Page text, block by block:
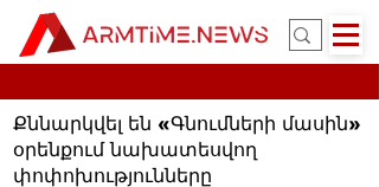
Քննարկվել են «Գնումների մասին»
օրենքում նախատեսվող
փոփոխությունները